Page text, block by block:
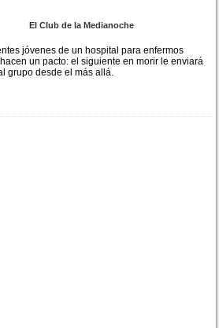
El Club de la Medianoche
jóvenes de un hospital para enfermos
un pacto: el siguiente en morir le enviará
grupo desde el más allá.